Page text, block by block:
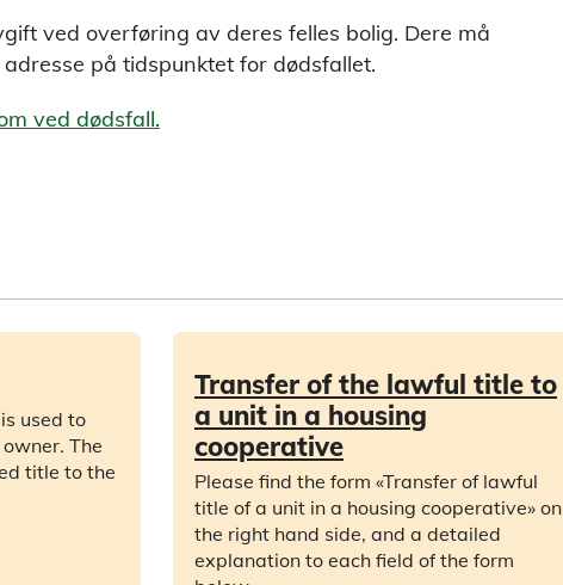
ved overføring av deres felles bolig. Dere må
på tidspunktet for dødsfallet.
ved dødsfall.
used to
The
title to the
Transfer of the lawful title to
a unit in a housing
cooperative
Please find the form «Transfer of lawful
title of a unit in a housing cooperative» on
the right hand side, and a detailed
explanation to each field of the form